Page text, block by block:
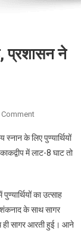
प्रशासन ने
On
में
तीर्थयात्रियों
प्रशासन
ने
कसी
के लिए पुण्यार्थियों
में लाट-8 घाट तो
का उत्साह
शंकनाद के साथ सागर
ही सागर आरती हुई। आने